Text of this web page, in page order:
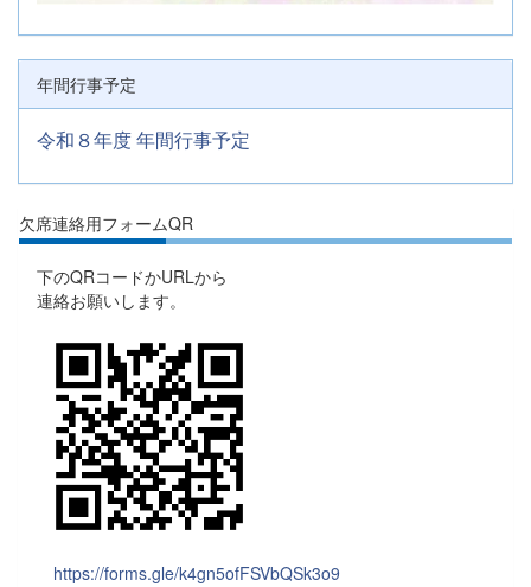
年間行事予定
令和８年度 年間行事予定
欠席連絡用フォームQR
下のQRコードかURLから
連絡お願いします。
https://forms.gle/k4gn5ofFSVbQSk3o9